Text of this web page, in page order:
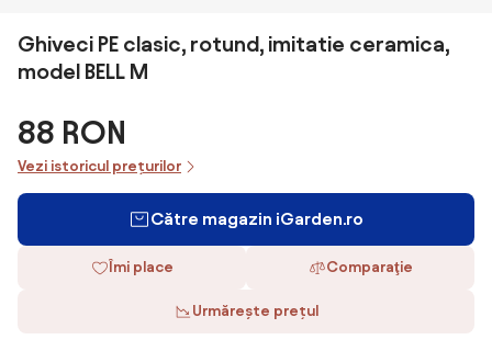
Ghiveci PE clasic, rotund, imitatie ceramica,
model BELL M
88 RON
Vezi istoricul prețurilor
Către magazin iGarden.ro
Îmi place Comparaţie
Urmărește prețul